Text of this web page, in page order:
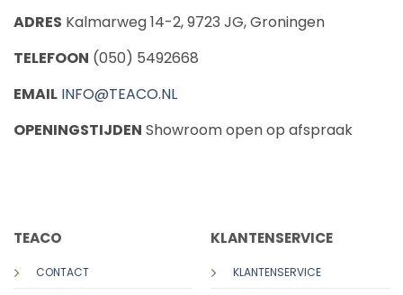
ADRES Kalmarweg 14-2, 9723 JG, Groningen
TELEFOON (050) 5492668
EMAIL INFO@TEACO.NL
OPENINGSTIJDEN Showroom open op afspraak
TEACO
CONTACT
KLANTENSERVICE
KLANTENSERVICE